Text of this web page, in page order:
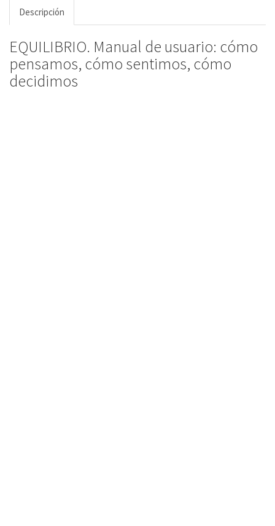
Descripción
EQUILIBRIO. Manual de usuario: cómo
pensamos, cómo sentimos, cómo
decidimos